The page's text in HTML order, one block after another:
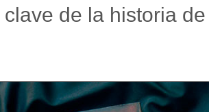
de la historia de